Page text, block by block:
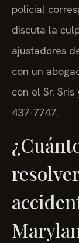
policial
discuta la
ajustadores
con un
con el Sr.
437-7747.